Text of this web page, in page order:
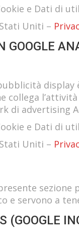
e Dati di
Uniti –
GOOGLE
collega
di advertising
e Dati di
Uniti –
e servono a
(GOOGLE